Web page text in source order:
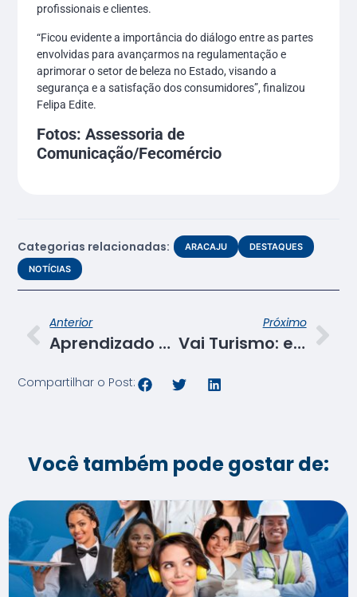
profissionais e clientes.
“Ficou evidente a importância do diálogo entre as partes
envolvidas para avançarmos na regulamentação e
aprimorar o setor de beleza no Estado, visando a
segurança e a satisfação dos consumidores”, finalizou
Felipa Edite.
Fotos: Assessoria de
Comunicação/Fecomércio
Categorias relacionadas: ARACAJU
DESTAQUES
NOTÍCIAS
Anterior
Aprendizado do curso PGS de Camareiro (a) do Senac/SE ganha reforço com suíte escola
Próximo
Vai Turismo: equipe apresenta relatório das visitas técnicas, inicia planejamento e lança projetos
Compartilhar o Post:
Você também pode gostar de: